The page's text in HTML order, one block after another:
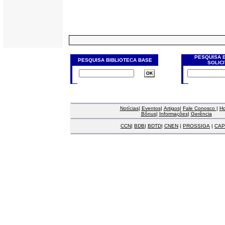
PESQUISA BIBLIOTECA BASE
PESQUISA
Notícias| Eventos| Artigos| Fale Conosco |
Bônus| Informações| Gerência
CCN| BDB| BDTD| CNEN | PROSSIGA |